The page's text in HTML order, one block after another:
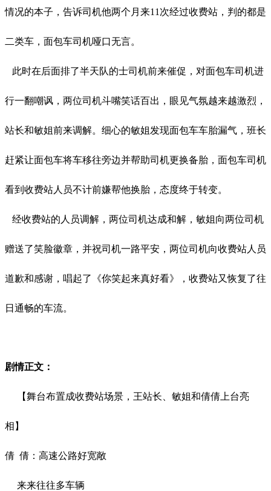
情况的本子，告诉司机他两个月来11次经过收费站，判的都是
二类车，面包车司机哑口无言。
此时在后面排了半天队的士司机前来催促，对面包车司机进
行一翻嘲讽，两位司机斗嘴笑话百出，眼见气氛越来越激烈，
站长和敏姐前来调解。细心的敏姐发现面包车车胎漏气，班长
赶紧让面包车将车移往旁边并帮助司机更换备胎，面包车司机
看到收费站人员不计前嫌帮他换胎，态度终于转变。
经收费站的人员调解，两位司机达成和解，敏姐向两位司机
赠送了笑脸徽章，并祝司机一路平安，两位司机向收费站人员
道歉和感谢，唱起了《你笑起来真好看》，收费站又恢复了往
日通畅的车流。
剧情正文：
【舞台布置成收费站场景，王站长、敏姐和倩倩上台亮
相】
倩 倩：高速公路好宽敞
来来往往多车辆